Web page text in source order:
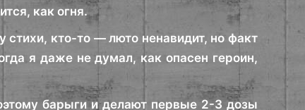
как огня.
кто-то — люто ненавидит, но факт
я даже не думал, как опасен героин,
барыги и делают первые 2-3 дозы